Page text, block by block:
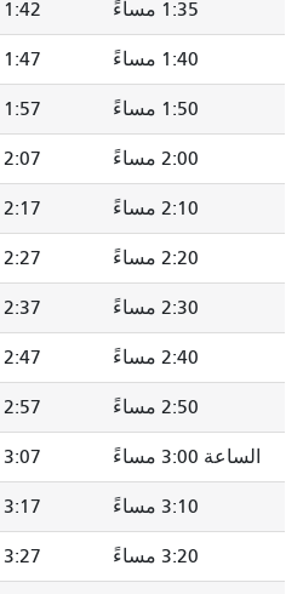
1:35 مساءً 1:42 مساءً
1:40 مساءً 1:47 مساءً
1:50 مساءً 1:57 مساءً
2:00 مساءً 2:07 مساءً
2:10 مساءً 2:17 مساءً
2:20 مساءً 2:27 مساءً
2:30 مساءً 2:37 مساءً
2:40 مساءً 2:47 مساءً
2:50 مساءً 2:57 مساءً
الساعة 3:00 مساءً 3:07 مساءً
3:10 مساءً 3:17 مساءً
3:20 مساءً 3:27 مساءً